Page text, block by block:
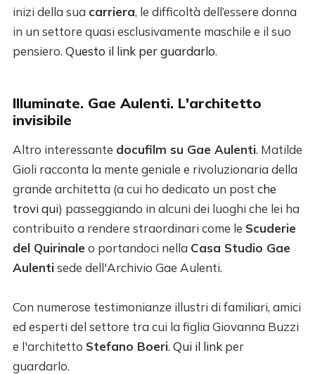
inizi della sua carriera, le difficoltà dell’essere donna
in un settore quasi esclusivamente maschile e il suo
pensiero. Questo il link per guardarlo.
Illuminate. Gae Aulenti. L'architetto
invisibile
Altro interessante docufilm su Gae Aulenti. Matilde
Gioli racconta la mente geniale e rivoluzionaria della
grande architetta (a cui ho dedicato un post che
trovi qui) passeggiando in alcuni dei luoghi che lei ha
contribuito a rendere straordinari come le Scuderie
del Quirinaleo portandoci nella Casa Studio Gae
Aulentisede dell'Archivio Gae Aulenti.
Con numerose testimonianze illustri di familiari, amici
ed esperti del settore tra cui la figlia Giovanna Buzzi
e l'architetto Stefano Boeri. Qui il linkper
guardarlo.